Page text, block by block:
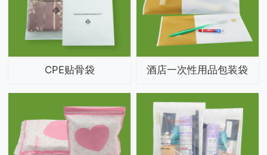
CPE贴骨袋 酒店一次性用品包装袋